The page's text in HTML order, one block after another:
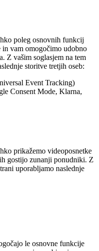
poleg osnovnih funkcij
vam omogočimo udobno
Z vašim soglasjem na tem
storitve tretjih oseb:
Event Tracking)
Consent Mode, Klarna,
prikažemo videoposnetke
gostijo zunanji ponudniki. Z
uporabljamo naslednje
le osnovne funkcije